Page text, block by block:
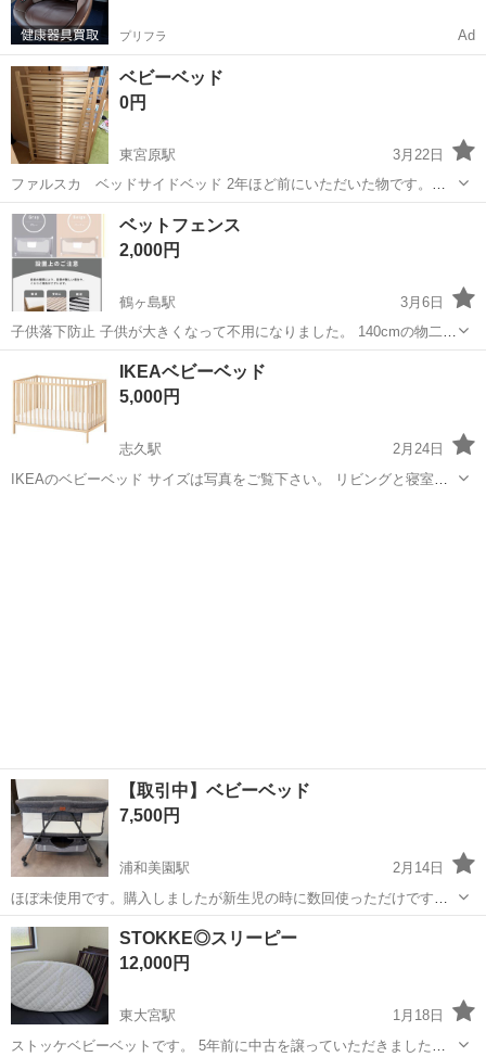
プリフラ Ad
ベビーベッド
0円
東宮原駅
3月22日
ファルスカ ベッドサイドベッド 2年ほど前にいただいた物です。
【サイズ】写真4枚目に掲載 【傷などの状態】傷、汚れあります。
【アピールポイント】状態はいいのでまだまだ使えます！ 5枚目の写
真は生後3ヶ月くらいの時に使...
埼玉 さいたま市
ベットフェンス
2,000円
鶴ヶ島駅
3月6日
子供落下防止 子供が大きくなって不用になりました。 140cmの物二つ
あります。 二つまとめて取引できる方優先にしたいと思います。
鶴ヶ島市 鶴ヶ島駅 ベッド
IKEAベビーベッド
5,000円
志久駅
2月24日
IKEAのベビーベッド サイズは写真をご覧下さい。 リビングと寝室に1
【取引中】ベビーベッド
7,500円
浦和美園駅
2月14日
ほぼ未使用です。購入しましたが新生児の時に数回使っただけですが
使用しなくなったため出品します。 写真には写ってないですが、帆も
あります。 定価:12,300円でした。 サイズ 93 x 55 x 77 cm
埼玉 さいたま市 浦和美園駅 ベッド
STOKKE◎スリーピー
12,000円
東大宮駅
1月18日
ストッケベビーベットです。 5年前に中古を譲っていただきました。